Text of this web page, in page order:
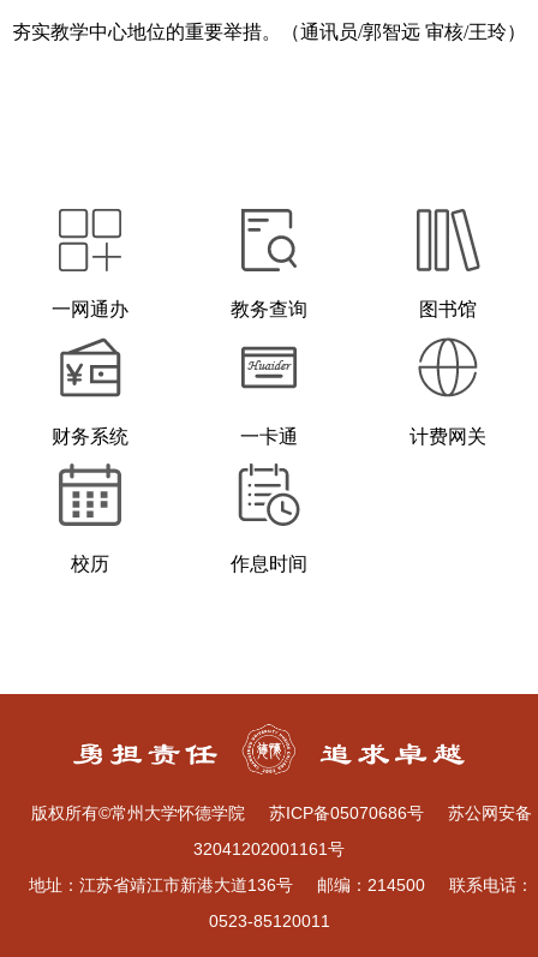
夯实教学中心地位的重要举措。 （通讯员/郭智远 审核/王玲）
一网通办 教务查询 图书馆
财务系统 一卡通 计费网关
校历 作息时间
版权所有©常州大学怀德学院 苏ICP备05070686号
苏公网安备
32041202001161号
地址：江苏省靖江市新港大道136号
邮编：214500
联系电话：
0523-85120011